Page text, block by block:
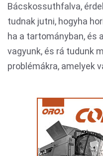
Bácskossuthfalva,
tudnak jutni, hogyha
ha a tartományban, és
vagyunk, és rá tudunk
problémákra, amelyek